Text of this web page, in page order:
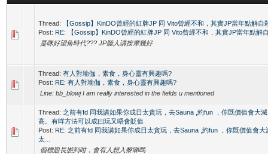
Thread:
【Gossip】KinDO曾經的紅牌JP 同 Vito曾經不和，其實JP當年點解自
Post: RE: 【Gossip】KinDO曾經的紅牌JP 同 Vito曾經不和，其實JP當年點解
是咪好望角時代??? JP聽人講按摩幾好
Thread: 有人對瑜伽，素食，身心靈有興趣嗎?
Post: RE: 有人對瑜伽，素食，身心靈有興趣嗎?
Line: bb_blowj I am really interested in the fields u mentioned
Thread: 之前有fd 同我講如果你成日太貪玩，去Sauna ,約fun ，你既價值會大
高。有咩方法可以成曰玩又唔會貶值
Post: RE: 之前有fd 同我講如果你成日太貪玩，去Sauna ,約fun ，你既價值會大
太...
個標題長撚到咁，會有人想入黎睇嗎